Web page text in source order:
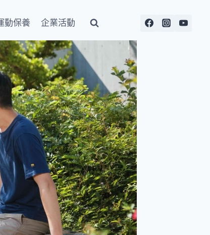
動保養 企業活動